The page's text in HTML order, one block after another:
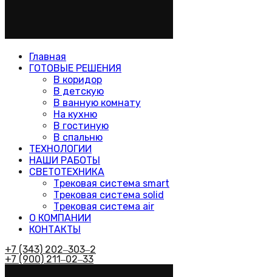
Главная
ГОТОВЫЕ РЕШЕНИЯ
В коридор
В детскую
В ванную комнату
На кухню
В гостиную
В спальню
ТЕХНОЛОГИИ
НАШИ РАБОТЫ
СВЕТОТЕХНИКА
Трековая система smart
Трековая система solid
Трековая система air
О КОМПАНИИ
КОНТАКТЫ
+7 (343) 202‒303‒2
+7 (900) 211‒02‒33